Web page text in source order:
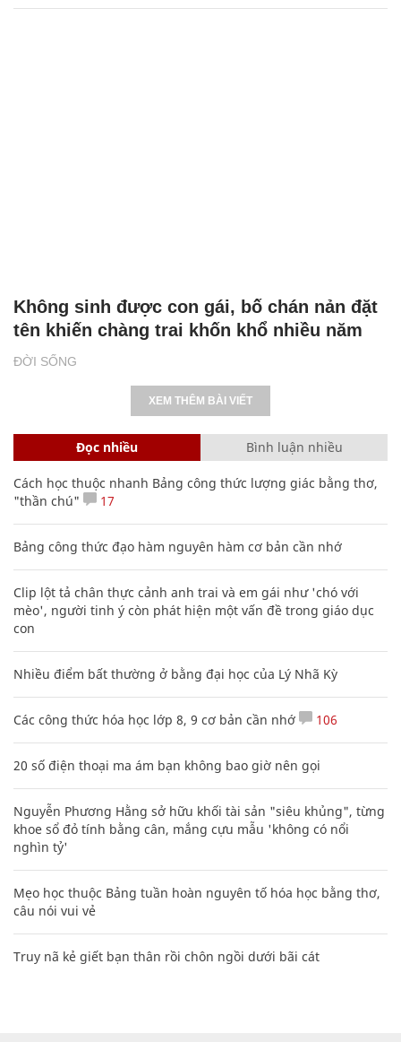
ĐỜI SỐNG
Không sinh được con gái, bố chán nản đặt
tên khiến chàng trai khốn khổ nhiều năm
XEM THÊM BÀI VIẾT
Đọc nhiều Bình luận nhiều
Cách học thuộc nhanh Bảng công thức lượng giác bằng thơ,
"thần chú"
17
Bảng công thức đạo hàm nguyên hàm cơ bản cần nhớ
Clip lột tả chân thực cảnh anh trai và em gái như 'chó với
mèo', người tinh ý còn phát hiện một vấn đề trong giáo dục
con
Nhiều điểm bất thường ở bằng đại học của Lý Nhã Kỳ
Các công thức hóa học lớp 8, 9 cơ bản cần nhớ 106
20 số điện thoại ma ám bạn không bao giờ nên gọi
Nguyễn Phương Hằng sở hữu khối tài sản "siêu khủng", từng
khoe sổ đỏ tính bằng cân, mắng cựu mẫu 'không có nổi
nghìn tỷ'
Mẹo học thuộc Bảng tuần hoàn nguyên tố hóa học bằng thơ,
câu nói vui vẻ
Truy nã kẻ giết bạn thân rồi chôn ngồi dưới bãi cát